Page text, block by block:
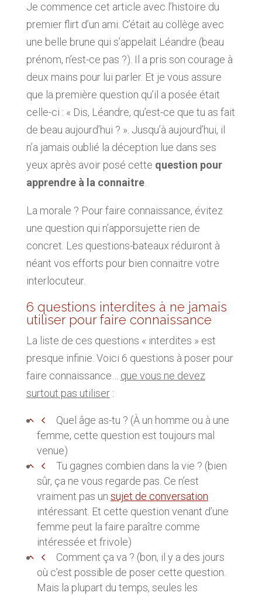
Je commence cet article avec l’histoire du
premier flirt d’un ami. C’était au collège avec
une belle brune qui s’appelait Léandre (beau
prénom, n’est-ce pas ?). Il a pris son courage à
deux mains pour lui parler. Et je vous assure
que la première question qu’il a posée était
celle-ci : « Dis, Léandre, qu’est-ce que tu as fait
de beau aujourd’hui ? ». Jusqu’à aujourd’hui, il
n’a jamais oublié la déception lue dans ses
yeux après avoir posé cette question pour
apprendre à la connaitre.
La morale ? Pour faire connaissance, évitez
une question qui n’apporsujette rien de
concret. Les questions-bateaux réduiront à
néant vos efforts pour bien connaitre votre
interlocuteur.
6 questions interdites à ne jamais
utiliser pour faire connaissance
La liste de ces questions « interdites » est
presque infinie. Voici 6 questions à poser pour
faire connaissance… que vous ne devez
surtout pas utiliser:
Quel âge as-tu ? (À un homme ou à une
femme, cette question est toujours mal
venue)
Tu gagnes combien dans la vie ? (bien
sûr, ça ne vous regarde pas. Ce n’est
vraiment pas un sujet de conversation
intéressant. Et cette question venant d’une
femme peut la faire paraître comme
intéressée et frivole)
Comment ça va ? (bon, il y a des jours
où c’est possible de poser cette question.
Mais la plupart du temps, seules les